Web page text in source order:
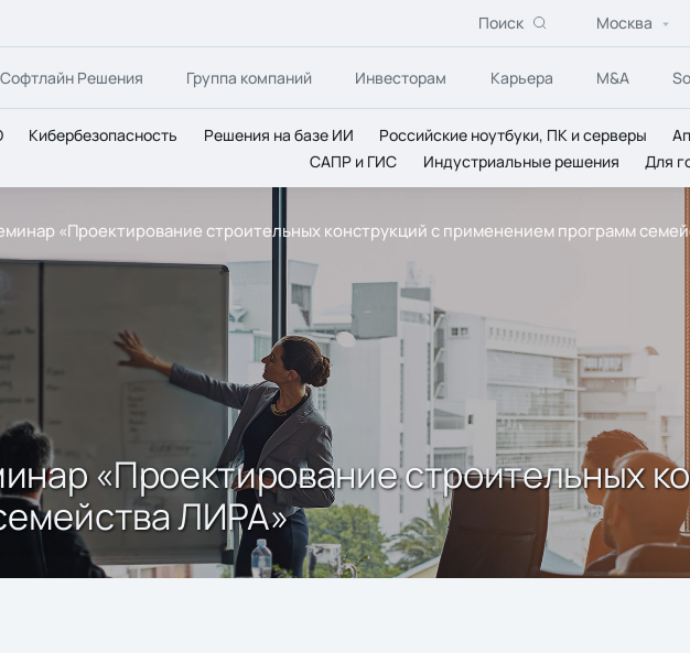
Поиск Москва
Софтлайн Решения Группа компаний Инвесторам Карьера M&A
Кибербезопасность Решения на базе ИИ Российские ноутбуки, ПК и серверы
САПР и ГИС
Индустриальные решения Для
«Проектирование строительных конструкций с применением программ
«Проектирование строительных
ЛИРА»